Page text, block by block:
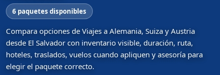
6 paquetes disponibles
Compara opciones de Viajes a Alemania, Suiza y Austria
desde El Salvador con inventario visible, duración, ruta,
hoteles, traslados, vuelos cuando apliquen y asesoría para
elegir el paquete correcto.